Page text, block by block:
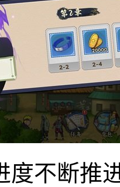
度不断推